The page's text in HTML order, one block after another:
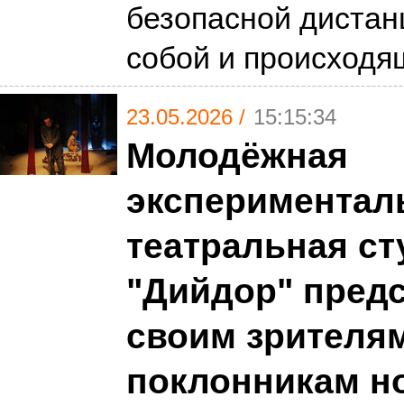
безопасной
собой и
23.05.2026 / 15:15:34
Молодёжная
театральная
"Дийдор"
своим
поклонникам